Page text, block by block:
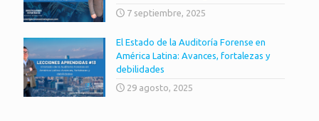
7 septiembre, 2025
El Estado de la Auditoría Forense en
América Latina: Avances, fortalezas y
debilidades
29 agosto, 2025